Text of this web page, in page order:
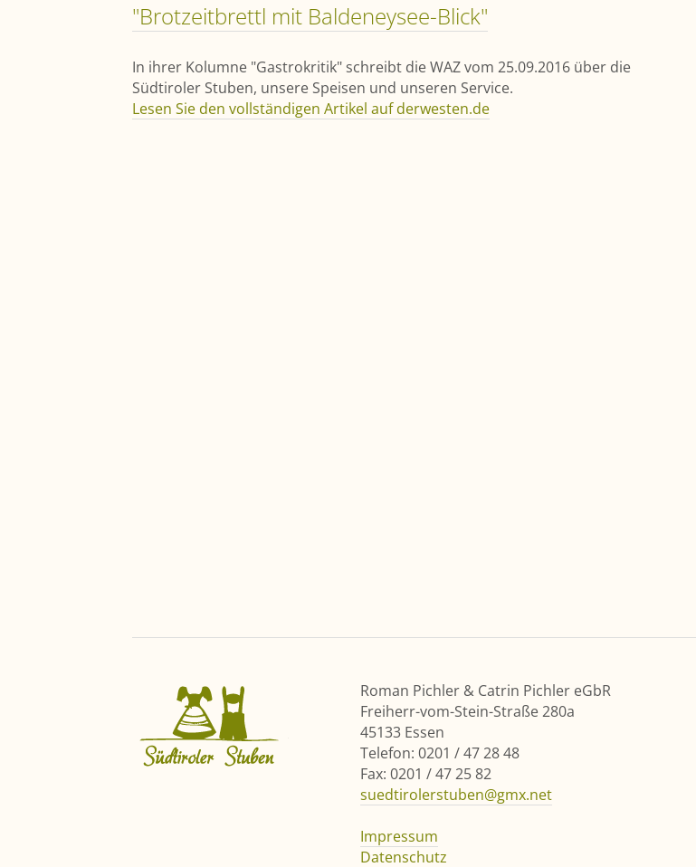
"Brotzeitbrettl mit Baldeneysee-Blick"
In ihrer Kolumne "Gastrokritik" schreibt die WAZ vom 25.09.2016 über die
Südtiroler Stuben, unsere Speisen und unseren Service.
Lesen Sie den vollständigen Artikel auf derwesten.de
Roman Pichler & Catrin Pichler eGbR
Freiherr-vom-Stein-Straße 280a
45133 Essen
Telefon: 0201 / 47 28 48
Fax: 0201 / 47 25 82
suedtirolerstuben@gmx.net
Impressum
Datenschutz